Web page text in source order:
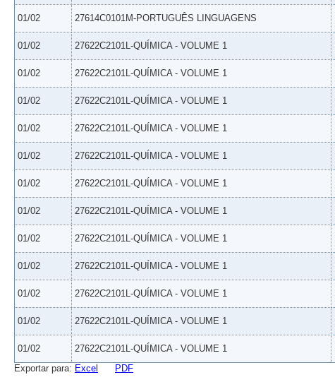
01/02 27614C0101M-PORTUGUÊS LINGUAGENS
01/02 27622C2101L-QUÍMICA - VOLUME 1
01/02 27622C2101L-QUÍMICA - VOLUME 1
01/02 27622C2101L-QUÍMICA - VOLUME 1
01/02 27622C2101L-QUÍMICA - VOLUME 1
01/02 27622C2101L-QUÍMICA - VOLUME 1
01/02 27622C2101L-QUÍMICA - VOLUME 1
01/02 27622C2101L-QUÍMICA - VOLUME 1
01/02 27622C2101L-QUÍMICA - VOLUME 1
01/02 27622C2101L-QUÍMICA - VOLUME 1
01/02 27622C2101L-QUÍMICA - VOLUME 1
01/02 27622C2101L-QUÍMICA - VOLUME 1
01/02 27622C2101L-QUÍMICA - VOLUME 1
Exportar para: Excel PDF